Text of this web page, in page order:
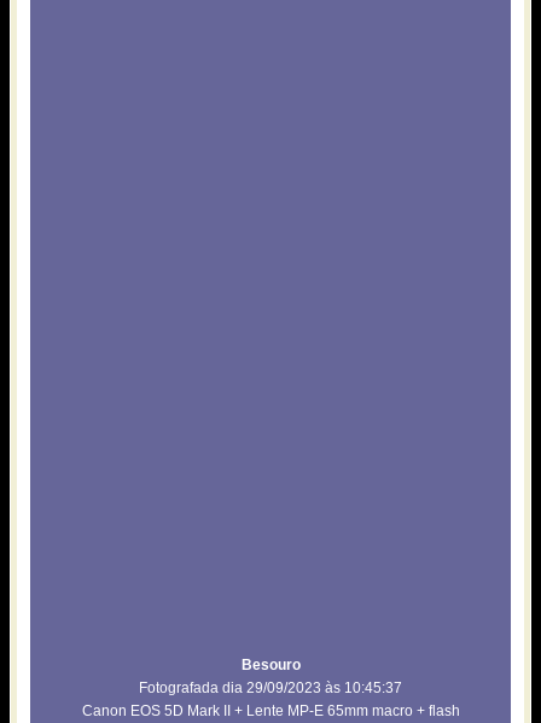
Besouro
Fotografada dia 29/09/2023 às 10:45:37
Canon EOS 5D Mark II + Lente MP-E 65mm macro + flash